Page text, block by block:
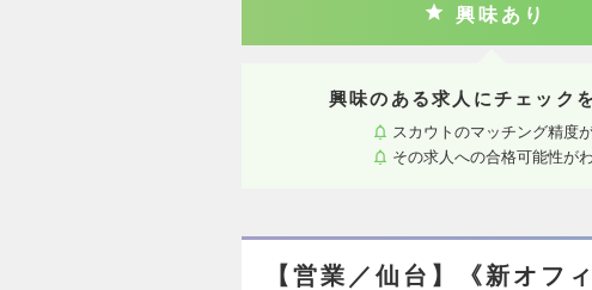
興味あり
興味のある求人にチェック
スカウトのマッチング精度
その求人への合格可能性が
【営業／仙台】《新オフ